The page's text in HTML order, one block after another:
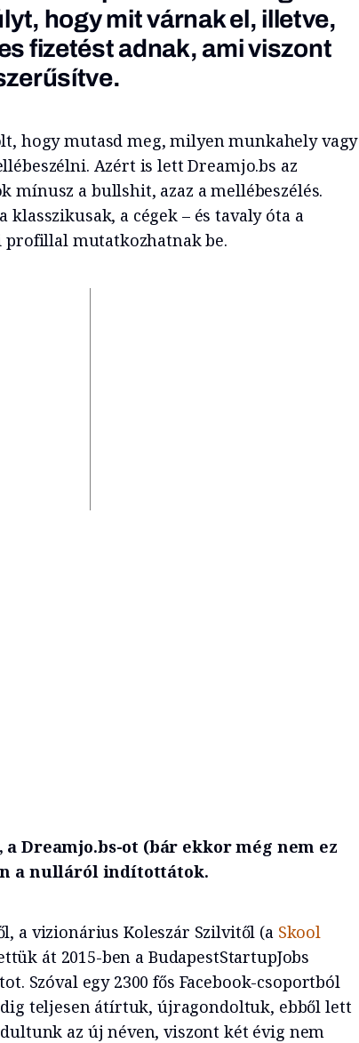
hogy mit várnak el, illetve,
fizetést adnak, ami viszont
hogy mutasd meg, milyen munkahely vagy
Azért is lett Dreamjo.bs az
mínusz a bullshit, azaz a mellébeszélés.
klasszikusak, a cégek – és tavaly óta a
profillal mutatkozhatnak be.
a Dreamjo.bs-ot (bár ekkor még nem ez
a nulláról indítottátok.
a vizionárius Koleszár Szilvitől (a Skool
át 2015-ben a BudapestStartupJobs
Szóval egy 2300 fős Facebook-csoportból
teljesen átírtuk, újragondoltuk, ebből lett
az új néven, viszont két évig nem